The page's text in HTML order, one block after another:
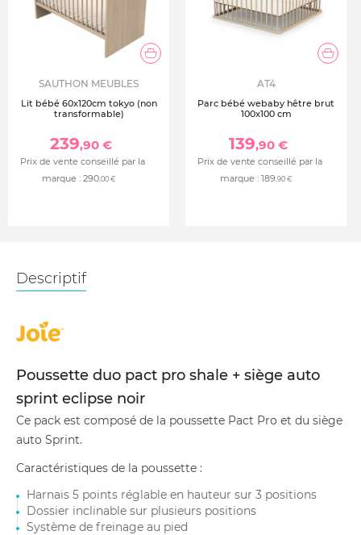
SAUTHON MEUBLES
Lit bébé 60x120cm tokyo (non
transformable)
239,90 €
Prix de vente conseillé par la
marque : 290,00 €
AT4
Parc bébé webaby hêtre brut
100x100 cm
139,90 €
Prix de vente conseillé par la
marque : 189,90 €
Descriptif
Poussette duo pact pro shale + siège auto
sprint eclipse noir
Ce pack est composé de la poussette Pact Pro et du siège
auto Sprint.
Caractéristiques de la poussette :
Harnais 5 points réglable en hauteur sur 3 positions
Dossier inclinable sur plusieurs positions
Système de freinage au pied